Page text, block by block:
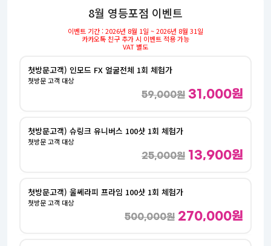
8월 영등포점 이벤트
이벤트 기간 : 2026년 8월 1일 ~ 2026년 8월 31일
카카오톡 친구 추가 시 이벤트 적용 가능
VAT 별도
첫방문고객) 인모드 FX 얼굴전체 1회 체험가
첫방문 고객 대상
59,000원 31,000원
첫방문고객) 슈링크 유니버스 100샷 1회 체험가
첫방문 고객 대상
25,000원 13,900원
첫방문고객) 울쎄라피 프라임 100샷 1회 체험가
첫방문 고객 대상
500,000원 270,000원